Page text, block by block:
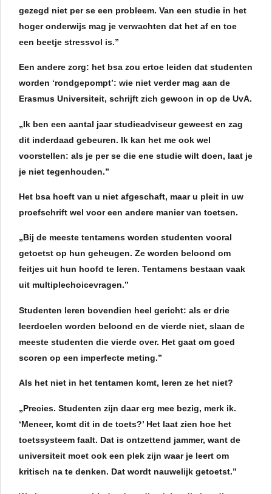
gezegd niet per se een probleem. Van een studie in het
hoger onderwijs mag je verwachten dat het af en toe
een beetje stressvol is.”
Een andere zorg: het bsa zou ertoe leiden dat studenten
worden ‘rondgepompt’: wie niet verder mag aan de
Erasmus Universiteit, schrijft zich gewoon in op de UvA.
„Ik ben een aantal jaar studieadviseur geweest en zag
dit inderdaad gebeuren. Ik kan het me ook wel
voorstellen: als je per se die ene studie wilt doen, laat je
je niet tegenhouden.”
Het bsa hoeft van u niet afgeschaft, maar u pleit in uw
proefschrift wel voor een andere manier van toetsen.
„Bij de meeste tentamens worden studenten vooral
getoetst op hun geheugen. Ze worden beloond om
feitjes uit hun hoofd te leren. Tentamens bestaan vaak
uit multiplechoicevragen.”
Studenten leren bovendien heel gericht: als er drie
leerdoelen worden beloond en de vierde niet, slaan de
meeste studenten die vierde over. Het gaat om goed
scoren op een imperfecte meting.”
Als het niet in het tentamen komt, leren ze het niet?
„Precies. Studenten zijn daar erg mee bezig, merk ik.
‘Meneer, komt dit in de toets?’ Het laat zien hoe het
toetssysteem faalt. Dat is ontzettend jammer, want de
universiteit moet ook een plek zijn waar je leert om
kritisch na te denken. Dat wordt nauwelijk getoetst.”